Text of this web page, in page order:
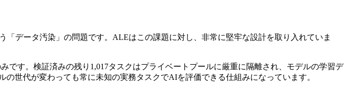
データ汚染」の問題です。ALEはこの課題に対し、非常に堅牢な設計を取り入れていま
す。検証済みの残り1,017タスクはプライベートプールに厳重に隔離され、モデルの学習デ
世代が変わっても常に未知の実務タスクでAIを評価できる仕組みになっています。